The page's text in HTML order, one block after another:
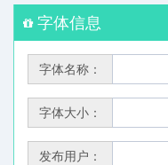
字体信息
字体名称：
字体大小：
发布用户：